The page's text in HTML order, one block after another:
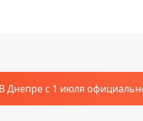
В Днепре с 1 июля